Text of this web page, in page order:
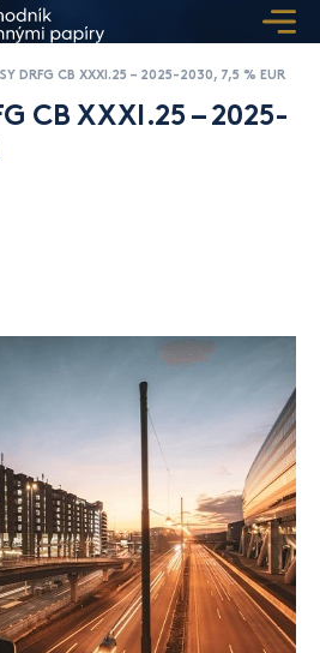
DRFG CB XXXI.25 – 2025-2030, 7,5 % EUR
CB XXXI.25 – 2025-